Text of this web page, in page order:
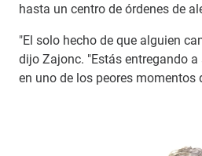
hasta un centro de órdenes de
"El solo hecho de que alguien
dijo Zajonc. "Estás entregando
en uno de los peores momentos